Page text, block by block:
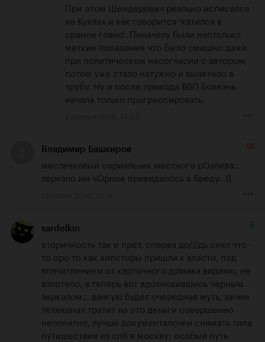
При этом Шендерович реально исписался
на Куклах и как говорится 'катился в
сраное говно'. Поначалу были настолько
меткие попадания что было смешно даже
при политическом несогласии с автором,
потом уже стало натужно и вылетело в
трубу. Ну и после прихода ВВП болезнь
начала только прогрессировать.
Владимир Башкиров -18
местечковый сериальчик местного рОзлива..
зеркало им чОрное привидилось в бреду...((
sardelkin 5
вторичность так и прёт, сперва до///дь снял что-
то про то как хипсторы пришли к власти, под
впечатлением от карточного домика видимо, не
взлетело, а теперь вот вдохновившись чёрным
зеркалом... вангую будет очередная муть, зачем
телеканал тратит на это деньги совершенно
непонятно, лучше документалочки снимать типа
путешествия из спб в москву: особый путь